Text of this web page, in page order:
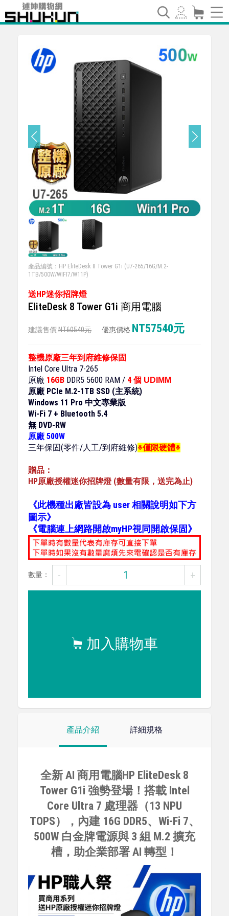
產品編號：HP EliteDesk 8 Tower G1i (U7-265/16G/M.2-
1TB/500W/WIFI7/W11P)
送HP迷你招牌燈
EliteDesk 8 Tower G1i 商用電腦
建議售價 NT60540元 優惠價格 NT57540元
整機原廠三年到府維修保固
Intel Core Ultra 7-265
原廠 16GB DDR5 5600 RAM / 4 個 UDIMM
原廠 PCIe M.2-1TB SSD (主系統)
Windows 11 Pro 中文專業版
Wi-Fi 7 + Bluetooth 5.4
無 DVD-RW
原廠 500W
三年保固(零件/人工/到府維修)※僅限硬體※
贈品：
HP原廠授權迷你招牌燈 (數量有限，送完為止)
《此機種出廠皆設為 user 相關說明如下方
圖示》
《電腦連上網路開啟myHP視同開啟保固》
數量： - +
加入購物車
產品介紹 詳細規格
全新 AI 商用電腦HP EliteDesk 8
Tower G1i 強勢登場！搭載 Intel
Core Ultra 7 處理器（13 NPU
TOPS），內建 16G DDR5、Wi-Fi 7、
500W 白金牌電源與 3 組 M.2 擴充
槽，助企業部署 AI 轉型！